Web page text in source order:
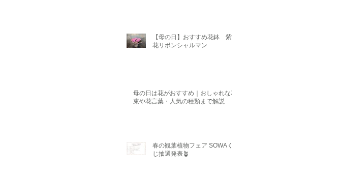
【母の日】おすすめ花鉢 紫陽
花リボンシャルマン
母の日は花がおすすめ｜おしゃれな花
束や花言葉・人気の種類まで解説
春の観葉植物フェア SOWAく
じ抽選発表🪴